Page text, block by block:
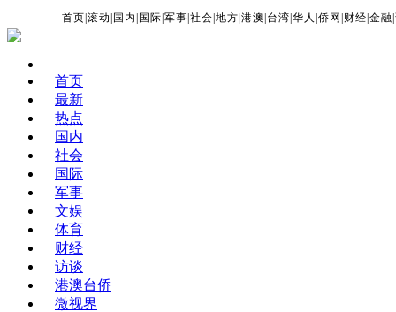
首页 |滚动 国内 国际 |军事 |社会 |地方 |港澳 台湾 |华人 |侨网 财经 |金融 |
首页
最新
热点
国内
社会
国际
军事
文娱
体育
财经
访谈
港澳台侨
微视界